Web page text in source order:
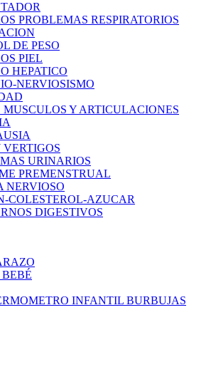
PROBLEMAS RESPIRATORIOS
DE PESO
PIEL
HEPATICO
NERVIOSISMO
MUSCULOS Y ARTICULACIONES
VERTIGOS
URINARIOS
PREMENSTRUAL
NERVIOSO
COLESTEROL-AZUCAR
DIGESTIVOS
BEBÉ
INFANTIL BURBUJAS